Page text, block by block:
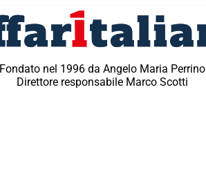
Fondato nel 1996 da Angelo Maria Perrino
Direttore responsabile Marco Scotti